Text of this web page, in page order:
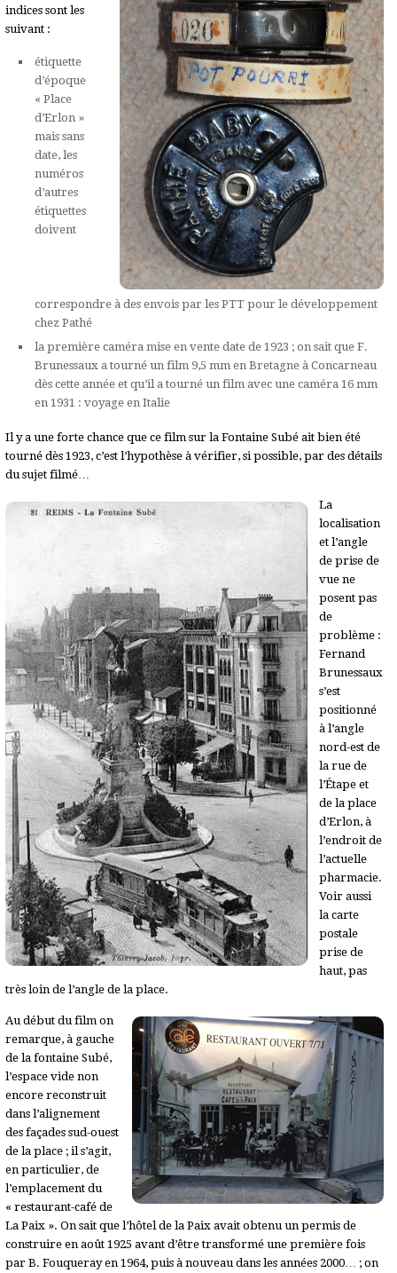
indices sont les
suivant :
étiquette
d’époque
« Place
d’Erlon »
mais sans
date, les
numéros
d’autres
étiquettes
doivent
correspondre à des envois par les PTT pour le développement
chez Pathé
la première caméra mise en vente date de 1923 ; on sait que F.
Brunessaux a tourné un film 9,5 mm en Bretagne à Concarneau
dès cette année et qu’il a tourné un film avec une caméra 16 mm
en 1931 : voyage en Italie
Il y a une forte chance que ce film sur la Fontaine Subé ait bien été
tourné dès 1923, c’est l’hypothèse à vérifier, si possible, par des détails
du sujet filmé…
La
localisation
et l’angle
de prise de
vue ne
posent pas
de
problème :
Fernand
Brunessaux
s’est
positionné
à l’angle
nord-est de
la rue de
l’Étape et
de la place
d’Erlon, à
l’endroit de
l’actuelle
pharmacie.
Voir aussi
la carte
postale
prise de
haut, pas
très loin de l’angle de la place.
Au début du film on
remarque, à gauche
de la fontaine Subé,
l’espace vide non
encore reconstruit
dans l’alignement
des façades sud-ouest
de la place ; il s’agit,
en particulier, de
l’emplacement du
« restaurant-café de
La Paix ». On sait que l’hôtel de la Paix avait obtenu un permis de
construire en août 1925 avant d’être transformé une première fois
par B. Fouqueray en 1964, puis à nouveau dans les années 2000… ; on